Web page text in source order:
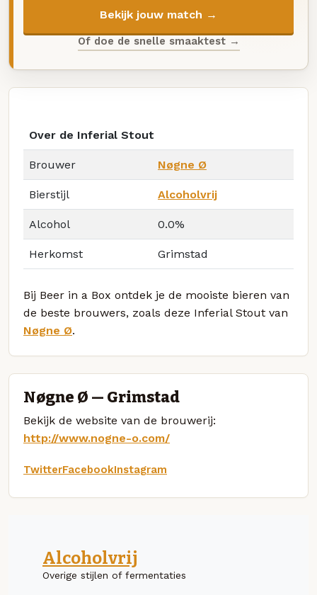
Bekijk jouw match →
Of doe de snelle smaaktest →
Over de Inferial Stout
Brouwer Nøgne Ø
Bierstijl Alcoholvrij
Alcohol 0.0%
Herkomst Grimstad
Bij Beer in a Box ontdek je de mooiste bieren van
de beste brouwers, zoals deze Inferial Stout van
Nøgne Ø.
Nøgne Ø — Grimstad
Bekijk de website van de brouwerij:
http://www.nogne-o.com/
TwitterFacebookInstagram
Alcoholvrij
Overige stijlen of fermentaties